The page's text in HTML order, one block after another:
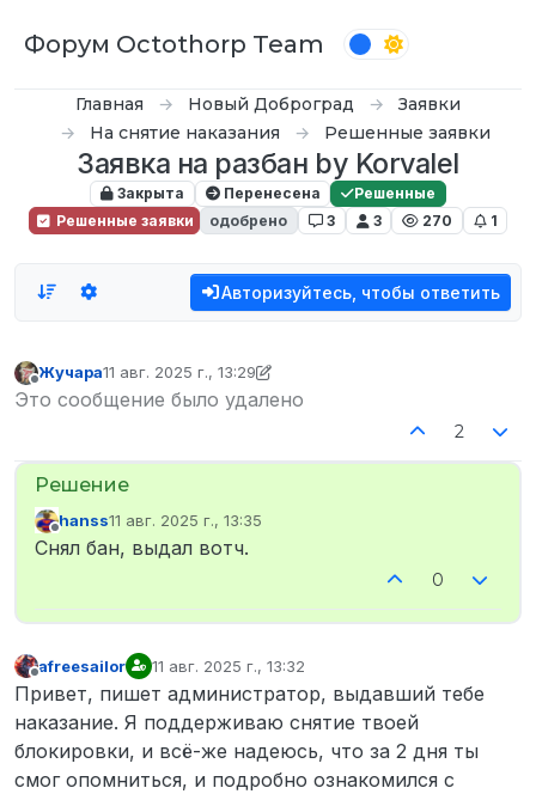
Форум Octothorp Team
Главная Новый Доброград
Заявки
На снятие наказания
Решенные заявки
Заявка на разбан by Korvalel
Закрыта Перенесена
Решенные
Решенные заявки
одобрено 3 3 270 1
Авторизуйтесь, чтобы ответить
Не в сети
Жучара11 авг. 2025 г., 13:29
отредактировано Tony Slark
Это сообщение было удалено
2
Не в сети
hanss11 авг. 2025 г., 13:35
отредактировано
Снял бан, выдал вотч.
0
afreesailor 11 авг. 2025 г., 13:32
отредактировано
Привет, пишет администратор, выдавший тебе
наказание. Я поддерживаю снятие твоей
блокировки, и всё-же надеюсь, что за 2 дня ты
смог опомниться, и подробно ознакомился с